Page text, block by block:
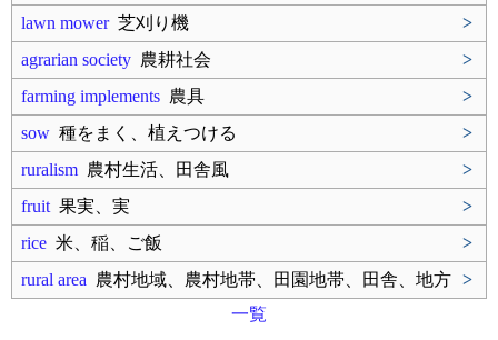
lawn mower芝刈り機
>
agrarian society 農耕社会
>
farming implements 農具
>
sow 種をまく、植えつける
>
ruralism 農村生活、田舎風
>
fruit 果実、実
>
rice 米、稲、ご飯
>
rural area 農村地域、農村地帯、田園地帯、田舎、地方 >
一覧